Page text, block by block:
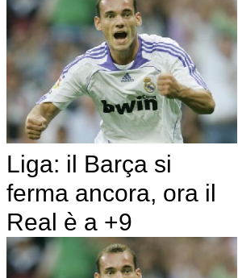
Liga: il Barça si
ferma ancora, ora il
Real è a +9